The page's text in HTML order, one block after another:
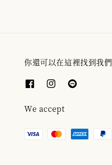
你還可以在這裡找到我們
We accept